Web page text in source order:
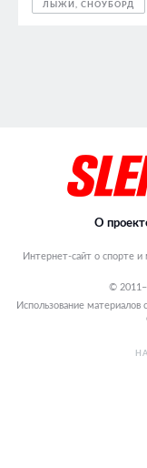
ЛЫЖИ, СНОУБОРД
О
Интернет-сайт о спорте
©
Использование материалов